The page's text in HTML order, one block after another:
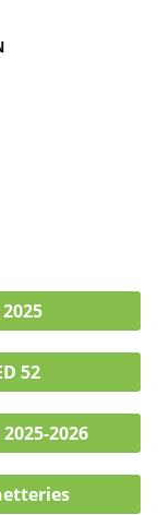
52
2026